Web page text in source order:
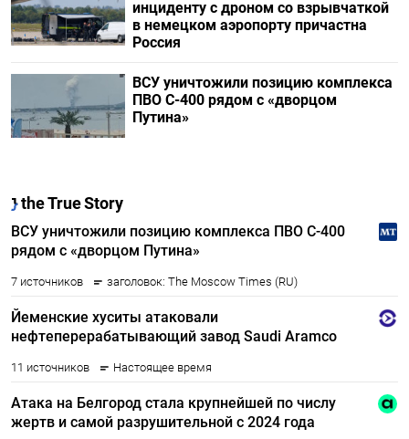
инциденту с дроном со взрывчаткой
в немецком аэропорту причастна
Россия
ВСУ уничтожили позицию комплекса
ПВО С-400 рядом с «дворцом
Путина»